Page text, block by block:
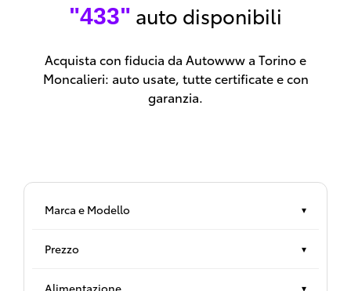
"433" auto disponibili
Acquista con fiducia da Autowww a Torino e
Moncalieri: auto usate, tutte certificate e con
garanzia.
Marca e Modello ▾
Prezzo ▾
Alimentazione ▾